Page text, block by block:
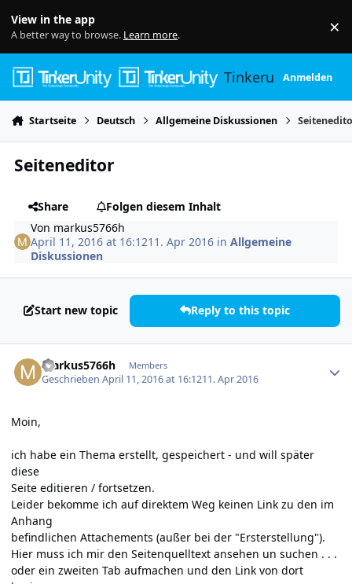
View in the app
A better way to browse. Learn more. ×
TinkerunityAnmelden
Startseite Deutsch Allgemeine Diskussionen
Seiteneditor
Share
Folgen diesem Inhalt
Von markus5766h
April 11, 2016 at 16:1211. Apr 2016 inAllgemeine
Diskussionen
Start new topic Reply to this topic
markus5766h Members
GeschriebenApril 11, 2016 at 16:1211. Apr 2016
Moin,
ich habe ein Thema erstellt, gespeichert - und will später
diese
Seite editieren / fortsetzen.
Leider bekomme ich auf direktem Weg keinen Link zu den im
Anhang
befindlichen Attachements (außer bei der "Ersterstellung").
Hier muss ich mir den Seitenquelltext ansehen un suchen . . .
oder ein zweiten Tab aufmachen und den Link von dort